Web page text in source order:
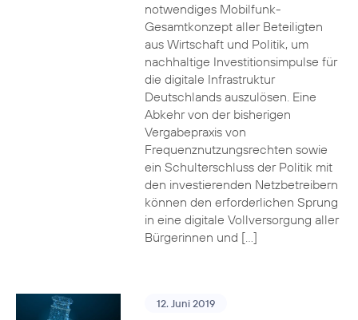
notwendiges Mobilfunk-
Gesamtkonzept aller Beteiligten
aus Wirtschaft und Politik, um
nachhaltige Investitionsimpulse für
die digitale Infrastruktur
Deutschlands auszulösen. Eine
Abkehr von der bisherigen
Vergabepraxis von
Frequenznutzungsrechten sowie
ein Schulterschluss der Politik mit
den investierenden Netzbetreibern
können den erforderlichen Sprung
in eine digitale Vollversorgung aller
Bürgerinnen und […]
12. Juni 2019